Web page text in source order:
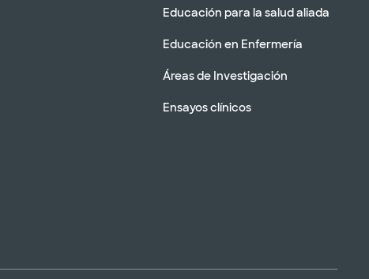
Educación para la salud aliada
Educación en Enfermería
Áreas de Investigación
Ensayos clínicos